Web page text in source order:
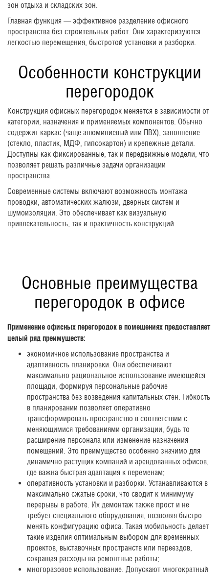
зон отдыха и складских зон.
Главная функция — эффективное разделение офисного
пространства без строительных работ. Они характеризуются
легкостью перемещения, быстротой установки и разборки.
Особенности конструкции
перегородок
Конструкция офисных перегородок меняется в зависимости от
категории, назначения и применяемых компонентов. Обычно
содержит каркас (чаще алюминиевый или ПВХ), заполнение
(стекло, пластик, МДФ, гипсокартон) и крепежные детали.
Доступны как фиксированные, так и передвижные модели, что
позволяет решать различные задачи организации
пространства.
Современные системы включают возможность монтажа
проводки, автоматических жалюзи, дверных систем и
шумоизоляции. Это обеспечивает как визуальную
привлекательность, так и практичность конструкций.
Основные преимущества
перегородок в офисе
Применение офисных перегородок в помещениях предоставляет
целый ряд преимуществ:
экономичное использование пространства и
адаптивность планировки. Они обеспечивают
максимально рациональное использование имеющейся
площади, формируя персональные рабочие
пространства без возведения капитальных стен. Гибкость
в планировании позволяет оперативно
трансформировать пространство в соответствии с
меняющимися требованиями организации, будь то
расширение персонала или изменение назначения
помещений. Это преимущество особенно значимо для
динамично растущих компаний и арендованных офисов,
где важна быстрая адаптация к переменам;
оперативность установки и разборки. Устанавливаются в
максимально сжатые сроки, что сводит к минимуму
перерывы в работе. Их демонтаж также прост и не
требует специального оборудования, позволяя быстро
менять конфигурацию офиса. Такая мобильность делает
такие изделия оптимальным выбором для временных
проектов, выставочных пространств или переездов,
сокращая расходы на ремонтные работы;
многоразовое использование. Допускают многократный